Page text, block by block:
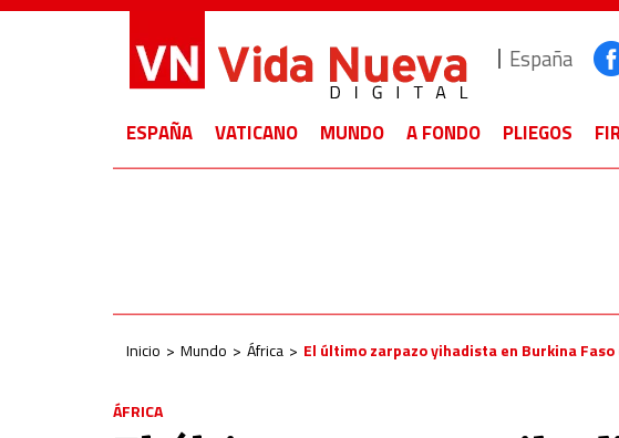
España
ESPAÑA VATICANO MUNDO A FONDO PLIEGOS
Inicio Mundo África El último zarpazo yihadista en Burkina
ÁFRICA